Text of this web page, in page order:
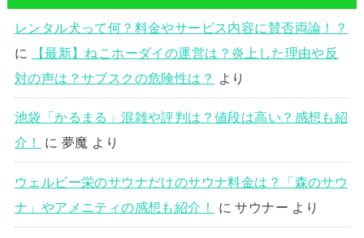
レンタル犬って何？料金やサービス内容に賛否両論！？
に
【最新】ねこホーダイの運営は？炎上した理由や反
対の声は？サブスクの危険性は？
より
池袋「かるまる」混雑や評判は？値段は高い？感想も紹
介！
に 夢魔 より
ウェルビー栄のサウナだけのサウナ料金は？「森のサウ
ナ」やアメニティの感想も紹介！
にサウナー より